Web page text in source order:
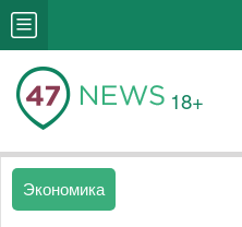
18+
Экономика